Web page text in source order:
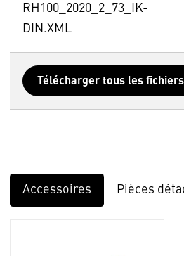
RH100_2020_2_73_IK-
DIN.XML
Télécharger tous les fichiers
Accessoires Pièces